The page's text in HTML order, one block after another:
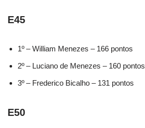
E45
1º – William Menezes – 166 pontos
2º – Luciano de Menezes – 160 pontos
3º – Frederico Bicalho – 131 pontos
E50